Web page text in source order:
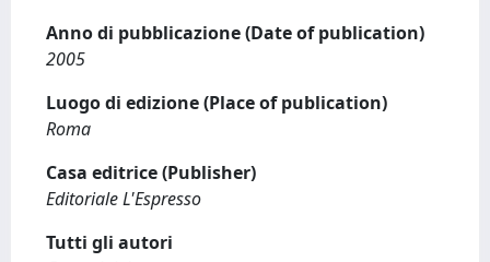
Anno di pubblicazione (Date of publication)
2005
Luogo di edizione (Place of publication)
Roma
Casa editrice (Publisher)
Editoriale L'Espresso
Tutti gli autori